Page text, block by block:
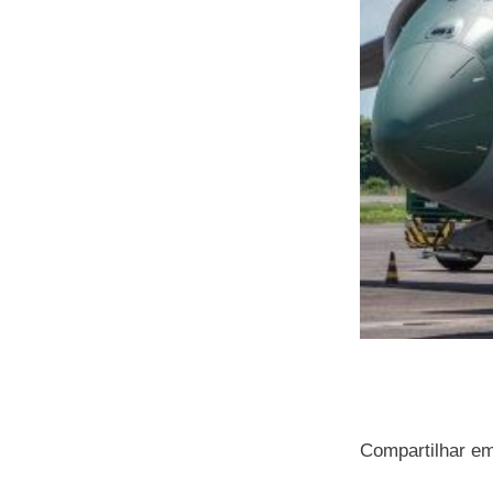
Compartilhar